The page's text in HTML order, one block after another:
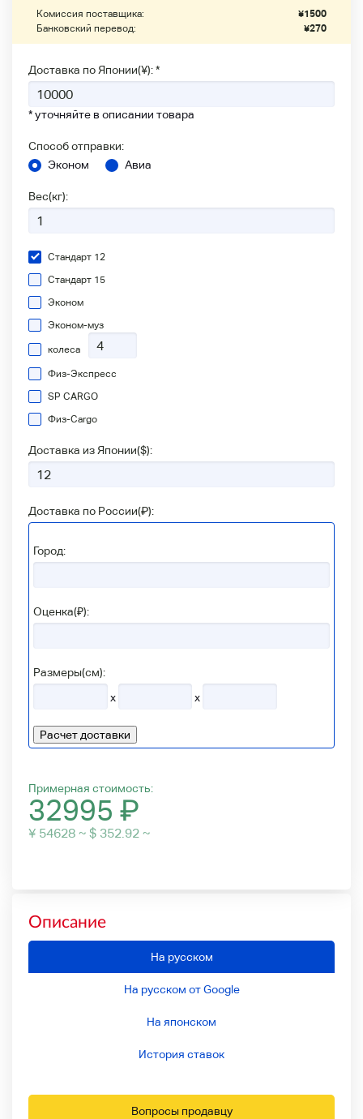
Комиссия поставщика: ¥1500
Банковский перевод:
¥270
Доставка по Японии(¥): *
* уточняйте в описании товара
Способ отправки:
Эконом
Авиа
Вес(кг):
Стандарт 12
Стандарт 15
Эконом
Эконом-муз
колеса
Физ-Экспресс
SP CARGO
Физ-Сargo
Доставка из Японии($):
Доставка по России(₽):
Город:
Оценка(₽):
Размеры(см):
x
x
Расчет доставки
Примерная стоимость:
32995 ₽
¥ 54628 ~ $ 352.92 ~
Описание
На русском
На русском от Google
На японском
История ставок
Вопросы продавцу